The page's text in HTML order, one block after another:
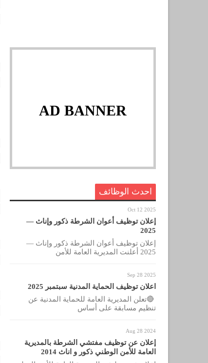
AD BANNER
احدث الوظائف
Oct 12 2025
إعلان توظيف أعوان الشرطة ذكور وإناث —
2025
إعلان توظيف أعوان الشرطة ذكور وإناث —
2025 أعلنت المديرية العامة للأمن
Sep 28 2025
اعلان توظيف الحماية المدنية سبتمبر 2025
🔴تعلن المديرية العامة للحماية المدنية عن
تنظيم مسابقة على أساس
Aug 28 2024
إعلان عن توظيف مفتشي الشرطة بالمديرية
العامة للأمن الوطني ذكور و اناث 2014